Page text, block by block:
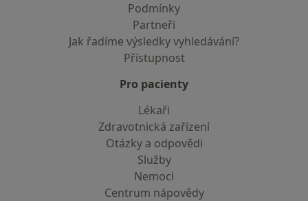
Podmínky
Partneři
Jak řadíme výsledky vyhledávání?
Přístupnost
Pro pacienty
Lékaři
Zdravotnická zařízení
Otázky a odpovědi
Služby
Nemoci
Centrum nápovědy